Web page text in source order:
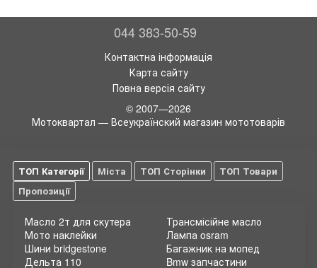
044 383-50-59
Контактна інформація
Карта сайту
Повна версія сайту
© 2007—2026
Мотоквартал — Всеукраїнский магазин мототоварів
ТОП Категорії Міста ТОП Сторінки
ТОП Товари
Пропозиції
Масло 2т для скутера
Мото наклейки
Шини bridgestone
Дельта 110
Трансмісійне масло
Лампа osram
Багажник на мопед
Bmw запчастини